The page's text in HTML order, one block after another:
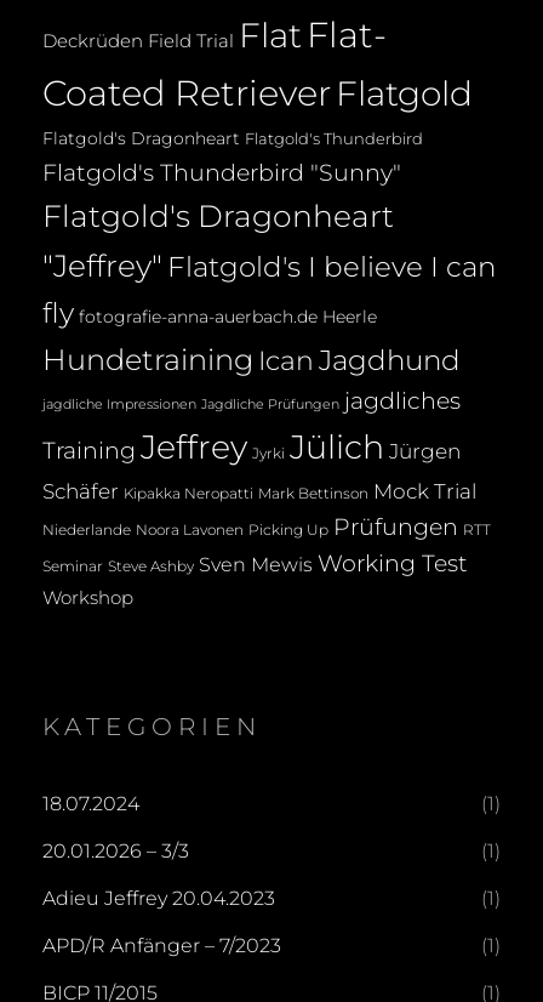
Deckrüden Field Trial Flat Flat-
Coated Retriever Flatgold
Flatgold's Dragonheart Flatgold's Thunderbird
Flatgold's Thunderbird "Sunny"
Flatgold's Dragonheart
"Jeffrey" Flatgold's I believe I can
fly fotografie-anna-auerbach.de Heerle
Hundetraining Ican Jagdhund
jagdliche Impressionen Jagdliche Prüfungen jagdliches
Training Jeffrey Jyrki Jülich Jürgen
Schäfer Kipakka Neropatti Mark Bettinson Mock Trial
Niederlande Noora Lavonen Picking Up Prüfungen RTT
Seminar Steve Ashby Sven Mewis Working Test
Workshop
KATEGORIEN
18.07.2024 (1)
20.01.2026 – 3/3 (1)
Adieu Jeffrey 20.04.2023 (1)
APD/R Anfänger – 7/2023 (1)
BICP 11/2015 (1)